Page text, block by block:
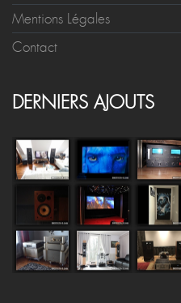
Mentions Légales
Contact
DERNIERS AJOUTS